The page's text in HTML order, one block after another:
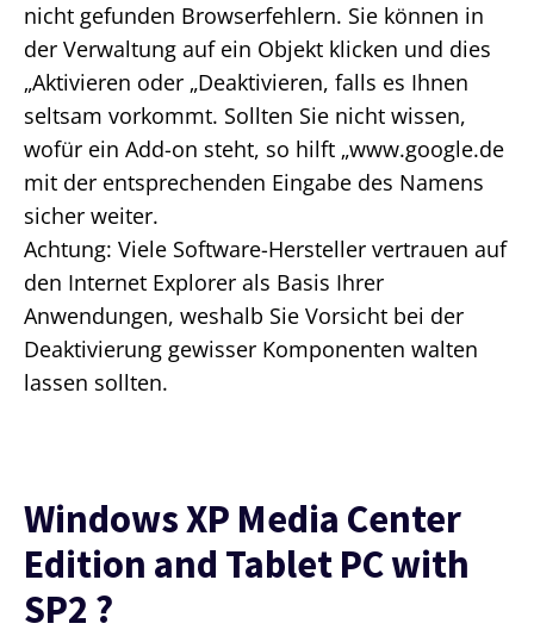
nicht gefunden Browserfehlern. Sie können in
der Verwaltung auf ein Objekt klicken und dies
„Aktivieren oder „Deaktivieren, falls es Ihnen
seltsam vorkommt. Sollten Sie nicht wissen,
wofür ein Add-on steht, so hilft „www.google.de
mit der entsprechenden Eingabe des Namens
sicher weiter.
Achtung: Viele Software-Hersteller vertrauen auf
den Internet Explorer als Basis Ihrer
Anwendungen, weshalb Sie Vorsicht bei der
Deaktivierung gewisser Komponenten walten
lassen sollten.
Windows XP Media Center
Edition and Tablet PC with
SP2 ?